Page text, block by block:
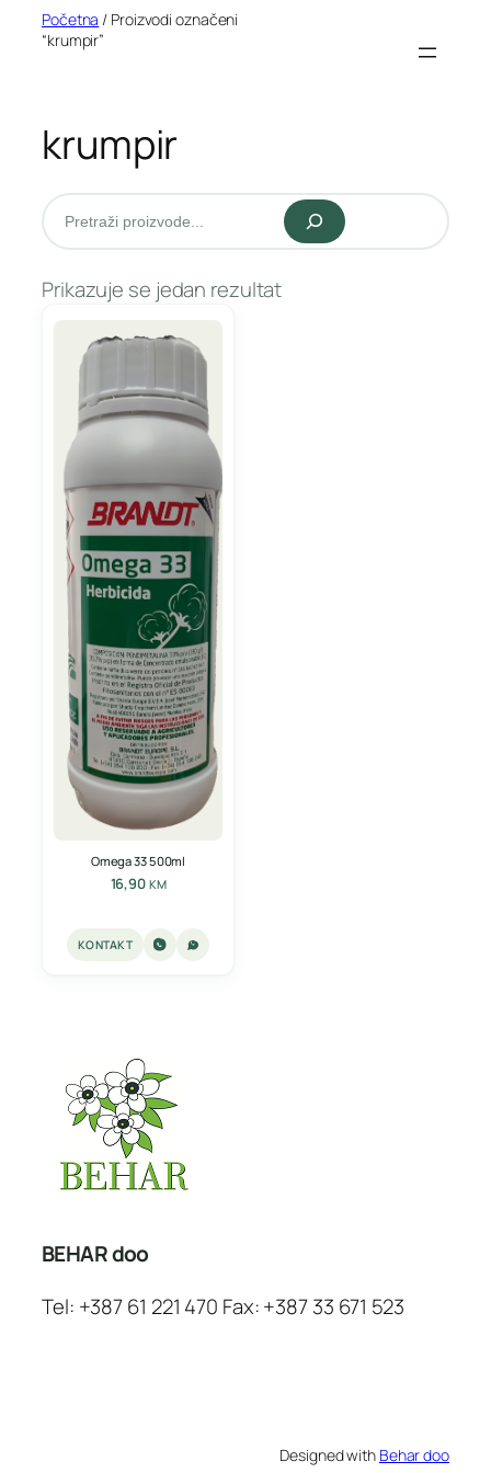
Početna / Proizvodi označeni
“krumpir”
krumpir
Pretraži
Prikazuje se jedan rezultat
Omega 33 500ml
16,90 KM
KONTAKT
BEHAR doo
Tel: +387 61 221 470 Fax: +387 33 671 523
Designed with Behar doo